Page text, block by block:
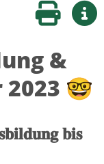
Seite
&
🤓
𝐛𝐢𝐬